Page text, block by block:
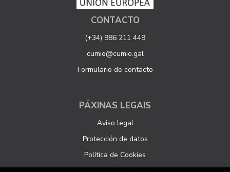
CONTACTO
(+34) 986 211 449
cumio@cumio.gal
Formulario de contacto
PÁXINAS LEGAIS
Aviso legal
Protección de datos
Política de Cookies